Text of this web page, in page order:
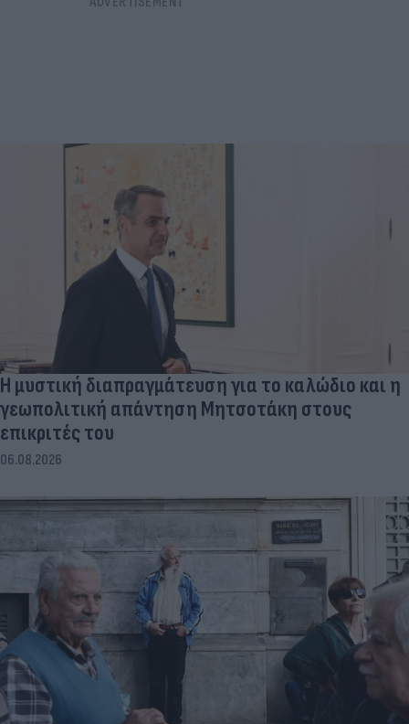
Η μυστική διαπραγμάτευση για το καλώδιο και η
γεωπολιτική απάντηση Μητσοτάκη στους
επικριτές του
06.08.2026